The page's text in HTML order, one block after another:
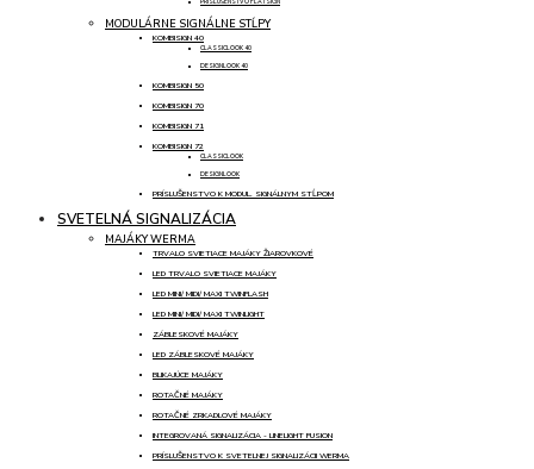
MODULÁRNE SIGNÁLNE STĹPY
KOMBISIGN 40
CLASSICLOOK 40
DESIGNLOOK 40
KOMBISIGN 50
KOMBISIGN 70
KOMBISIGN 71
KOMBISIGN 72
CLASSICLOOK
DESIGNLOOK
PRÍSLUŠENSTVO K MODUL. SIGNÁLNYM STĹPOM
SVETELNÁ SIGNALIZÁCIA
MAJÁKY WERMA
TRVALO SVIETIACE MAJÁKY ŽIAROVKOVÉ
LED TRVALO SVIETIACE MAJÁKY
LED MINI/ MIDI/ MAXI TWINFLASH
LED MINI/ MIDI/ MAXI TWINLIGHT
ZÁBLESKOVÉ MAJÁKY
LED ZÁBLESKOVÉ MAJÁKY
BLIKAJÚCE MAJÁKY
ROTAČNÉ MAJÁKY
ROTAČNÉ ZRKADLOVÉ MAJÁKY
INTEGROVANÁ SIGNALIZÁCIA - LINELIGHT FUSION
PRÍSLUŠENSTVO K SVETELNEJ SIGNALIZÁCII WERMA